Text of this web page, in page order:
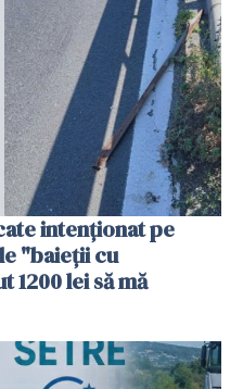
intenționat pe
"baieții cu
lei să mă